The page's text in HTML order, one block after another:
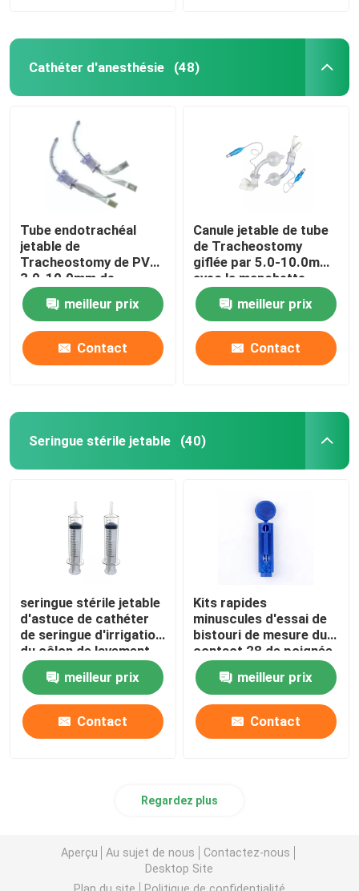
Cathéter d'anesthésie (48)
Tube endotrachéal
jetable de
Tracheostomy de PVC
3.0-10.0mm de
cathéter d'anesthésie
meilleur prix
Contact
Canule jetable de tube
de Tracheostomy
giflée par 5.0-10.0mm
avec la manchette
meilleur prix
Contact
Seringue stérile jetable (40)
seringue stérile jetable
d'astuce de cathéter
de seringue d'irrigation
du côlon de lavement
de seringue de 20ml
50ml 60mlmeilleur prix
Contact
Kits rapides
minuscules d'essai de
bistouri de mesure du
contact 28 de poignée
en plastique bleue
jetable de torsion
meilleur prix
Contact
Regardez plus
Aperçu Au sujet de nous
Contactez-nous
Desktop Site
Plan du site
Politique de confidentialité